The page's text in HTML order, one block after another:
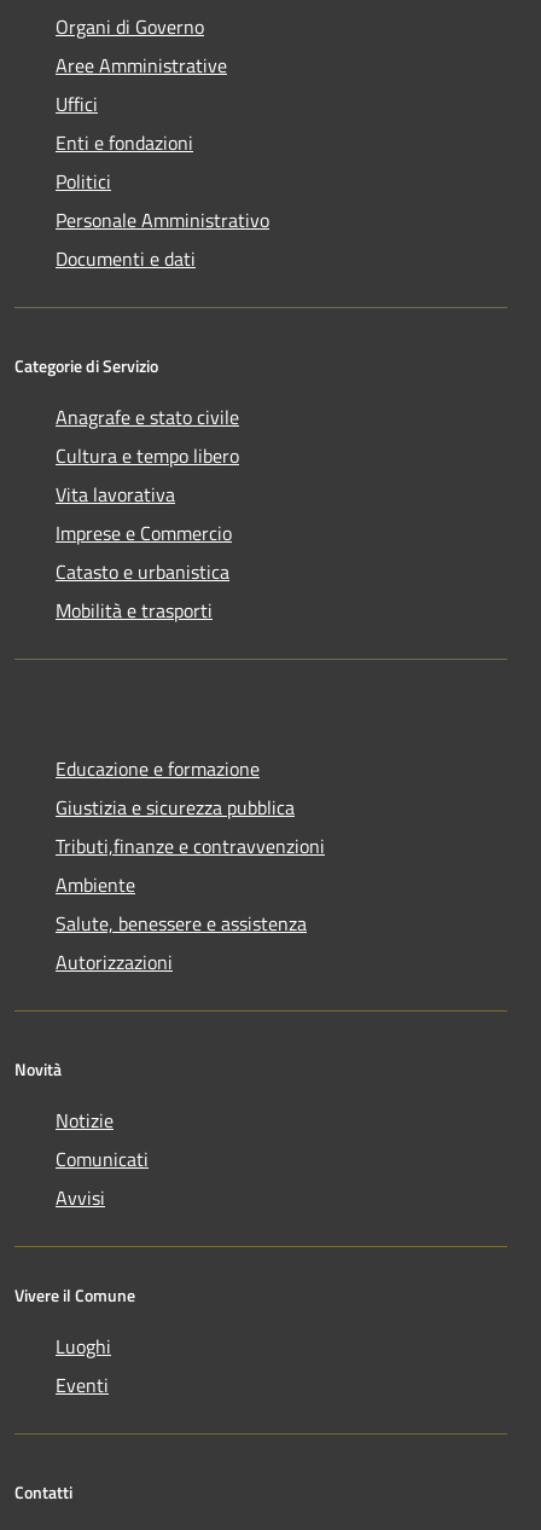
Organi di Governo
Aree Amministrative
Uffici
Enti e fondazioni
Politici
Personale Amministrativo
Documenti e dati
Categorie di Servizio
Anagrafe e stato civile
Cultura e tempo libero
Vita lavorativa
Imprese e Commercio
Catasto e urbanistica
Mobilità e trasporti
Educazione e formazione
Giustizia e sicurezza pubblica
Tributi,finanze e contravvenzioni
Ambiente
Salute, benessere e assistenza
Autorizzazioni
Novità
Notizie
Comunicati
Avvisi
Vivere il Comune
Luoghi
Eventi
Contatti